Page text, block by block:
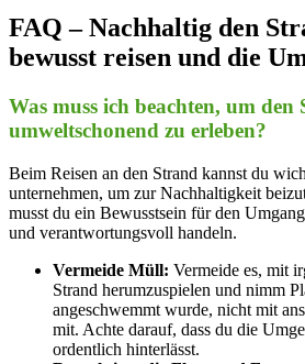
FAQ – Nachhaltig den
bewusst reisen und die
Was muss ich beachten, um den
umweltschonend zu erleben?
Beim Reisen an den Strand kannst du
unternehmen, um zur Nachhaltigkeit
musst du ein Bewusstsein für den
und verantwortungsvoll handeln.
Vermeide Müll: Vermeide es, mit
Strand herumzuspielen und nimm
angeschwemmt wurde, nicht mit
mit. Achte darauf, dass du die
ordentlich hinterlässt.